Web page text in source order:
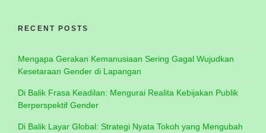
RECENT POSTS
Mengapa Gerakan Kemanusiaan Sering Gagal Wujudkan
Kesetaraan Gender di Lapangan
Di Balik Frasa Keadilan: Mengurai Realita Kebijakan Publik
Berperspektif Gender
Di Balik Layar Global: Strategi Nyata Tokoh yang Mengubah